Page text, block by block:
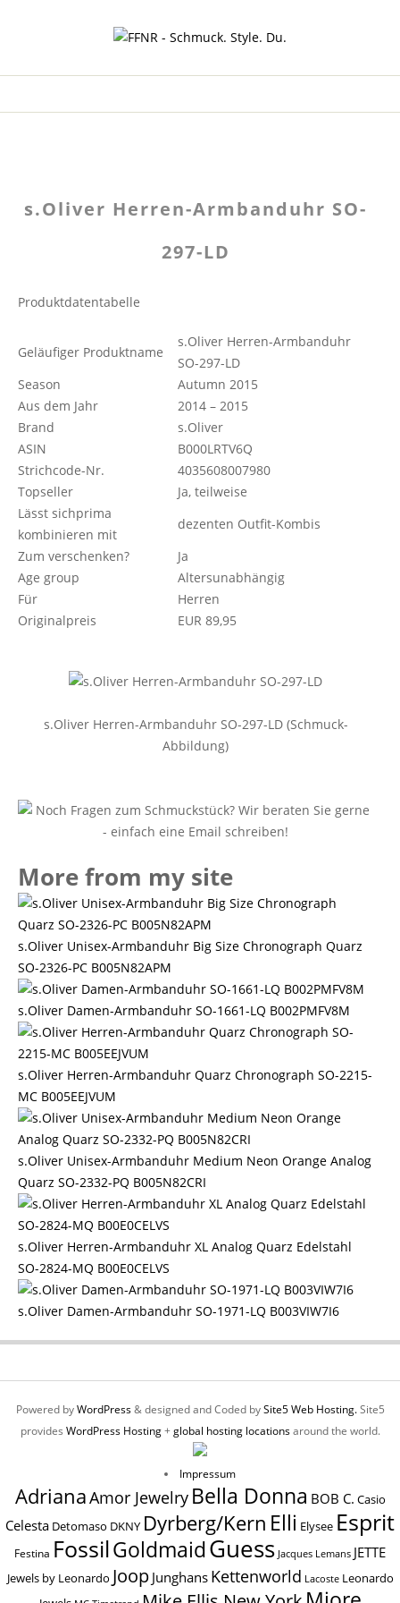
s.Oliver Herren-Armbanduhr SO-
297-LD
Produktdatentabelle
Geläufiger Produktname
s.Oliver Herren-Armbanduhr
SO-297-LD
Season
Autumn 2015
Aus dem Jahr
2014 – 2015
Brand
s.Oliver
ASIN
B000LRTV6Q
Strichcode-Nr.
4035608007980
Topseller
Ja, teilweise
Lässt sichprima
kombinieren mit
dezenten Outfit-Kombis
Zum verschenken?
Ja
Age group
Altersunabhängig
Für
Herren
Originalpreis
EUR 89,95
s.Oliver Herren-Armbanduhr SO-297-LD (Schmuck-
Abbildung)
More from my site
s.Oliver Unisex-Armbanduhr Big Size Chronograph Quarz
SO-2326-PC B005N82APM
s.Oliver Damen-Armbanduhr SO-1661-LQ B002PMFV8M
s.Oliver Herren-Armbanduhr Quarz Chronograph SO-2215-
MC B005EEJVUM
s.Oliver Unisex-Armbanduhr Medium Neon Orange Analog
Quarz SO-2332-PQ B005N82CRI
s.Oliver Herren-Armbanduhr XL Analog Quarz Edelstahl
SO-2824-MQ B00E0CELVS
s.Oliver Damen-Armbanduhr SO-1971-LQ B003VIW7I6
Powered byWordPress& designed and Coded bySite5 Web Hosting.Site5
provides WordPress Hosting+global hosting locationsaround the world.
Impressum
AdrianaAmor Jewelry Bella Donna BOB C. Casio
Celesta Detomaso DKNY Dyrberg/Kern Elli Elysee Esprit
Festina FossilGoldmaidGuess Jacques Lemans JETTE
Jewels by Leonardo Joop Junghans Kettenworld Lacoste Leonardo